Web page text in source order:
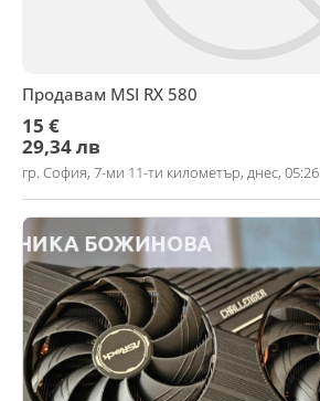
Продавам MSI RX 580
15 €
29,34 лв
гр. София, 7-ми 11-ти километър, днес, 05:26